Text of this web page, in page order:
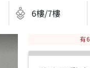
6樓/7樓
有6